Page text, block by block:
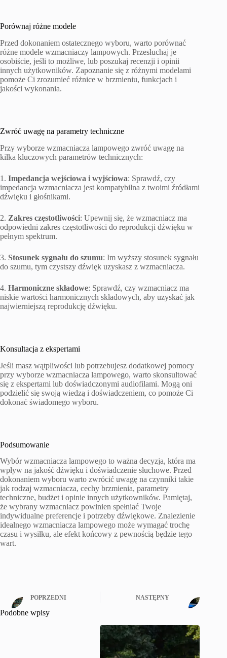
Porównaj różne modele
Przed dokonaniem ostatecznego wyboru, warto porównać
różne modele wzmacniaczy lampowych. Przesłuchaj je
osobiście, jeśli to możliwe, lub poszukaj recenzji i opinii
innych użytkowników. Zapoznanie się z różnymi modelami
pomoże Ci zrozumieć różnice w brzmieniu, funkcjach i
jakości wykonania.
Zwróć uwagę na parametry techniczne
Przy wyborze wzmacniacza lampowego zwróć uwagę na
kilka kluczowych parametrów technicznych:
1. Impedancja wejściowa i wyjściowa: Sprawdź, czy
impedancja wzmacniacza jest kompatybilna z twoimi źródłami
dźwięku i głośnikami.
2. Zakres częstotliwości: Upewnij się, że wzmacniacz ma
odpowiedni zakres częstotliwości do reprodukcji dźwięku w
pełnym spektrum.
3. Stosunek sygnału do szumu: Im wyższy stosunek sygnału
do szumu, tym czystszy dźwięk uzyskasz z wzmacniacza.
4. Harmoniczne składowe: Sprawdź, czy wzmacniacz ma
niskie wartości harmonicznych składowych, aby uzyskać jak
najwierniejszą reprodukcję dźwięku.
Konsultacja z ekspertami
Jeśli masz wątpliwości lub potrzebujesz dodatkowej pomocy
przy wyborze wzmacniacza lampowego, warto skonsultować
się z ekspertami lub doświadczonymi audiofilami. Mogą oni
podzielić się swoją wiedzą i doświadczeniem, co pomoże Ci
dokonać świadomego wyboru.
Podsumowanie
Wybór wzmacniacza lampowego to ważna decyzja, która ma
wpływ na jakość dźwięku i doświadczenie słuchowe. Przed
dokonaniem wyboru warto zwrócić uwagę na czynniki takie
jak rodzaj wzmacniacza, cechy brzmienia, parametry
techniczne, budżet i opinie innych użytkowników. Pamiętaj,
że wybrany wzmacniacz powinien spełniać Twoje
indywidualne preferencje i potrzeby dźwiękowe. Znalezienie
idealnego wzmacniacza lampowego może wymagać trochę
czasu i wysiłku, ale efekt końcowy z pewnością będzie tego
wart.
POPRZEDNI NASTĘPNY
Podobne wpisy